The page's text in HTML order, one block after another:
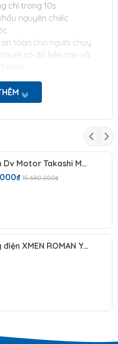
chỉ trong 10s
nguyên chiếc
toàn cho người chạy
có độ bền cao và
km /1 lần sạc
sach/che-do-bao-
đang tin cậy và lựa
với hàng fake
khách hàng
cũ
Sai thì nhận, không đổ
ra Smile còn có các điểm
tặng kèm Phụ kiện hấp
Xe Điện Dv Motor Takashi Money Pro (60V-23Ah) 5 Bình
15.690.000₫
Xe máy điện XMEN ROMAN YAKA